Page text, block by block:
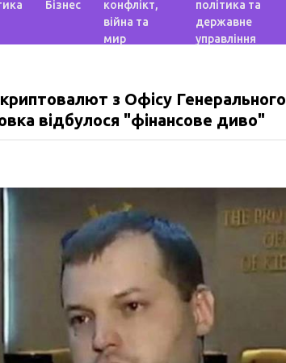
Бізнес
конфлікт,
війна та
мир
політика та
державне
управління
криптовалют з Офісу
відбулося "фінансове диво"